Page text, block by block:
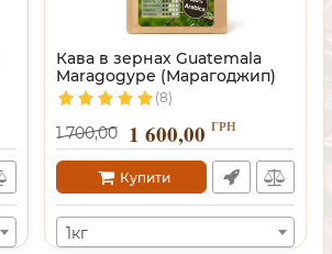
Кава в зернах Guatemala
Maragogype (Марагоджип)
(8)
1 700,00 1 600,00 ГРН
Купити
1кг